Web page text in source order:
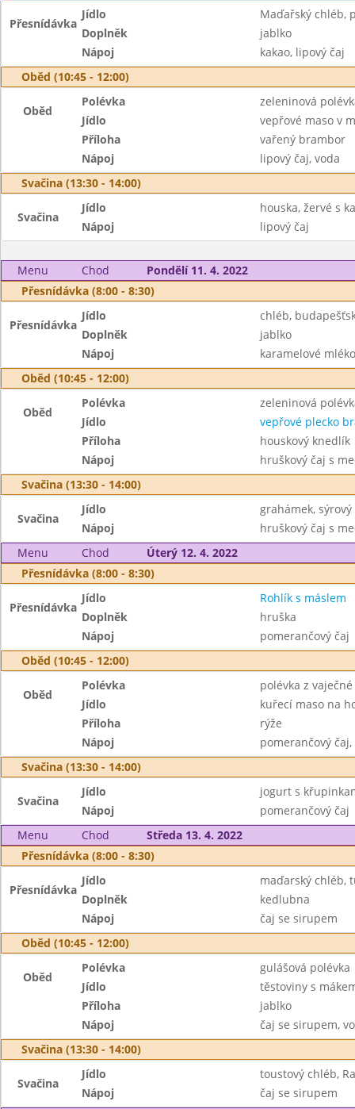
Přesnídávka
Jídlo
Maďařský chléb,
Doplněk
jablko
Nápoj
kakao, lipový čaj
Oběd (10:45 - 12:00)
Oběd
Polévka
zeleninová
Jídlo
vepřové maso v
Příloha
vařený brambor
Nápoj
lipový čaj, voda
Svačina (13:30 - 14:00)
Svačina
Jídlo
houska, žervé s
Nápoj
lipový čaj
Menu Chod
Pondělí 11. 4. 2022
Přesnídávka (8:00 - 8:30)
Přesnídávka
Jídlo
chléb,
Doplněk
jablko
Nápoj
karamelové
Oběd (10:45 - 12:00)
Oběd
Polévka
zeleninová
Jídlo
vepřové plecko
Příloha
houskový knedlík
Nápoj
hruškový čaj s
Svačina (13:30 - 14:00)
Svačina
Jídlo
grahámek,
Nápoj
hruškový čaj s
Menu
Chod
Úterý 12. 4. 2022
Přesnídávka (8:00 - 8:30)
Přesnídávka
Jídlo
Rohlík s máslem
Doplněk
hruška
Nápoj
pomerančový čaj
Oběd (10:45 - 12:00)
Oběd
Polévka
polévka z
Jídlo
kuřecí maso na
Příloha
rýže
Nápoj
pomerančový čaj,
Svačina (13:30 - 14:00)
Svačina
Jídlo
jogurt s
Nápoj
pomerančový čaj
Menu
Chod
Středa 13. 4. 2022
Přesnídávka (8:00 - 8:30)
Přesnídávka
Jídlo
maďarský chléb,
Doplněk
kedlubna
Nápoj
čaj se sirupem
Oběd (10:45 - 12:00)
Oběd
Polévka
gulášová polévka
Jídlo
těstoviny s
Příloha
jablko
Nápoj
čaj se sirupem,
Svačina (13:30 - 14:00)
Svačina
Jídlo
toustový chléb,
Nápoj
čaj se sirupem